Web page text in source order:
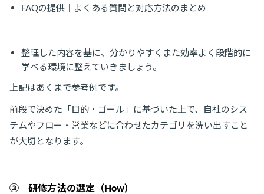
FAQの提供｜よくある質問と対応方法のまとめ
整理した内容を基に、分かりやすくまた効率よく段階的に
学べる環境に整えていきましょう。
上記はあくまで参考例です。
前段で決めた「目的・ゴール」に基づいた上で、自社のシス
テムやフロー・営業などに合わせたカテゴリを洗い出すこと
が大切となります。
③｜研修方法の選定（How）